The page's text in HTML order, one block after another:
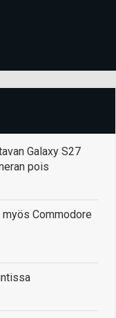
Galaxy S27
pois
Commodore